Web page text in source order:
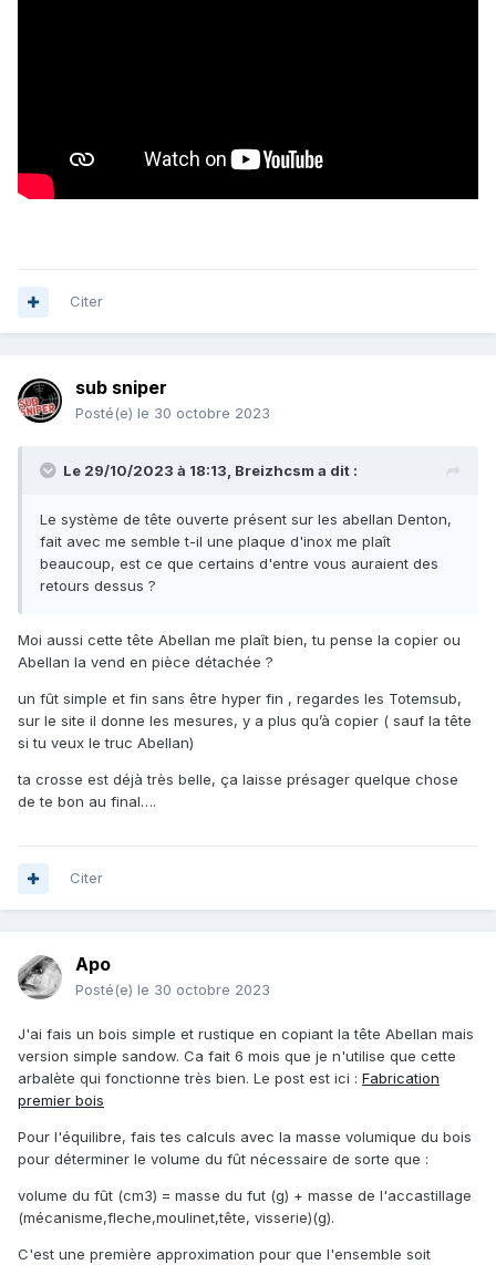
Citer
sub sniper
Posté(e) le 30 octobre 2023
Le 29/10/2023 à 18:13, Breizhcsm a dit :
Le système de tête ouverte présent sur les abellan Denton,
fait avec me semble t-il une plaque d'inox me plaît
beaucoup, est ce que certains d'entre vous auraient des
retours dessus ?
Moi aussi cette tête Abellan me plaît bien, tu pense la copier ou
Abellan la vend en pièce détachée ?
un fût simple et fin sans être hyper fin , regardes les Totemsub,
sur le site il donne les mesures, y a plus qu’à copier ( sauf la tête
si tu veux le truc Abellan)
ta crosse est déjà très belle, ça laisse présager quelque chose
de te bon au final….
Citer
Apo
Posté(e) le 30 octobre 2023
J'ai fais un bois simple et rustique en copiant la tête Abellan mais
version simple sandow. Ca fait 6 mois que je n'utilise que cette
arbalète qui fonctionne très bien. Le post est ici : Fabrication
premier bois
Pour l'équilibre, fais tes calculs avec la masse volumique du bois
pour déterminer le volume du fût nécessaire de sorte que :
volume du fût (cm3) = masse du fut (g) + masse de l'accastillage
(mécanisme,fleche,moulinet,tête, visserie)(g).
C'est une première approximation pour que l'ensemble soit